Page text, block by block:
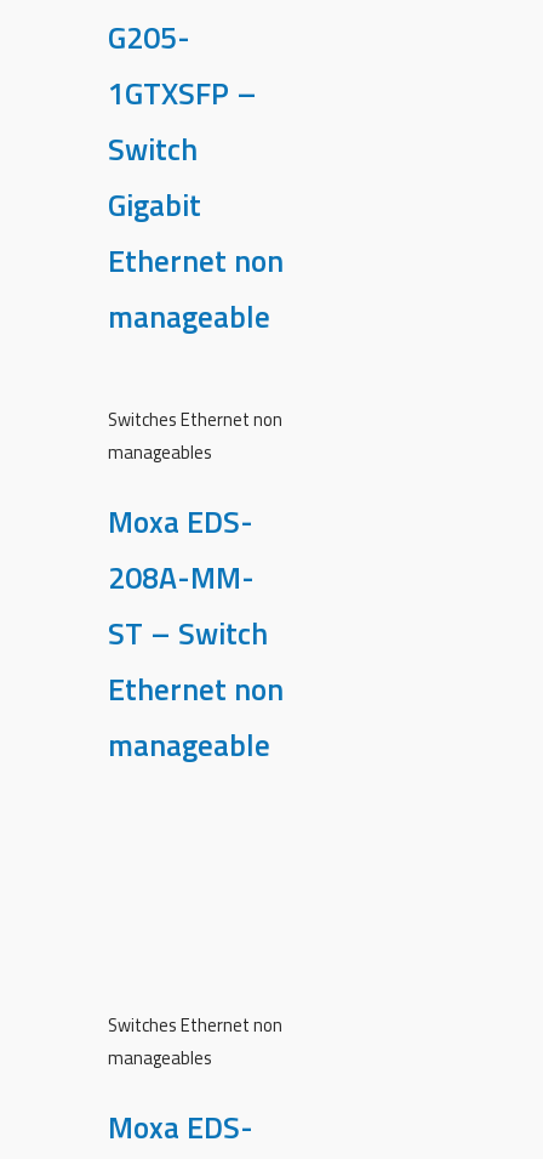
G205-
1GTXSFP –
Switch
Gigabit
Ethernet non
manageable
Switches Ethernet non
manageables
Moxa EDS-
208A-MM-
ST – Switch
Ethernet non
manageable
Switches Ethernet non
manageables
Moxa EDS-